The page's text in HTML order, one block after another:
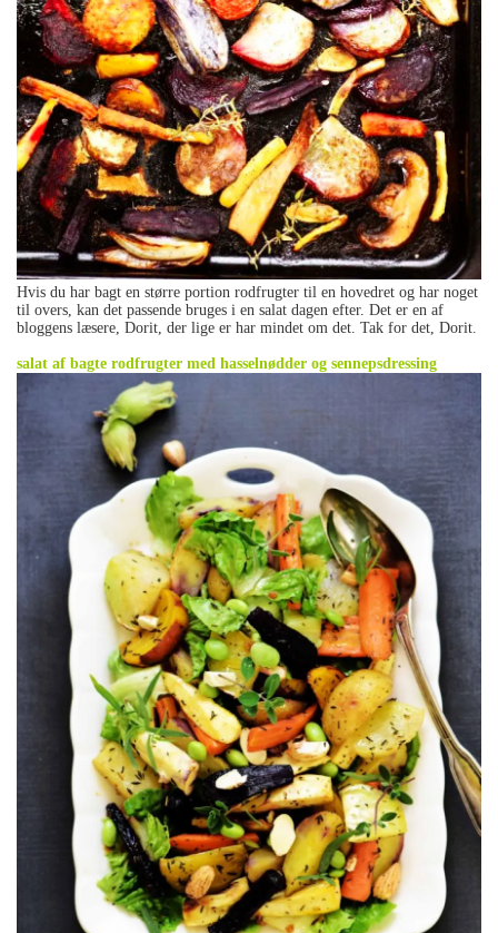
Hvis du har bagt en større portion rodfrugter til en hovedret og har noget
til overs, kan det passende bruges i en salat dagen efter. Det er en af
bloggens læsere, Dorit, der lige er har mindet om det. Tak for det, Dorit.
salat af bagte rodfrugter med hasselnødder og sennepsdressing